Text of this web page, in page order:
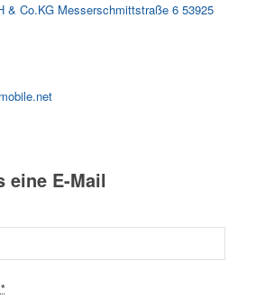
& Co.KG Messerschmittstraße 6 53925
eine E-Mail
*